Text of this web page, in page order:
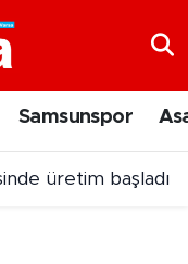
Samsunspor
üretim başladı